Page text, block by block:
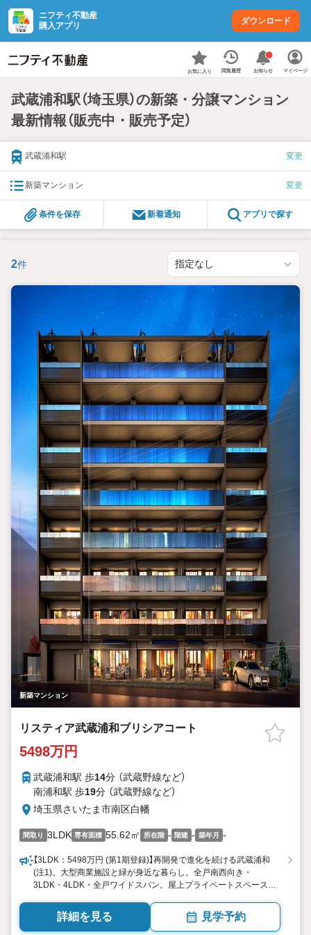
ニフティ不動産
購入アプリ
ダウンロード
お気に入り 閲覧履歴 お知らせ マイページ
武蔵浦和駅（埼玉県）の新築・分譲マンション
最新情報（販売中・販売予定）
武蔵浦和駅 変更
新築マンション 変更
条件を保存 新着通知 アプリで探す
2件
新築マンション
リスティア武蔵浦和ブリシアコート
5498万円
武蔵浦和駅 歩14分 （武蔵野線など）
南浦和駅 歩19分 （武蔵野線など）
埼玉県さいたま市南区白幡
間取り 3LDK 専有面積 55.62㎡ 所在階 - 階建 - 築年月 -
【3LDK：5498万円 (第1期登録)】再開発で進化を続ける武蔵浦和
(注1)。大型商業施設と緑が身近な暮らし。全戸南西向き・
3LDK・4LDK・全戸ワイドスパン。屋上プライベートスペースや
先進の設備仕様
詳細を見る 見学予約